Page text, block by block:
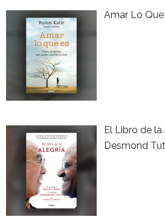
Amar Lo
El Libro de
Desmond